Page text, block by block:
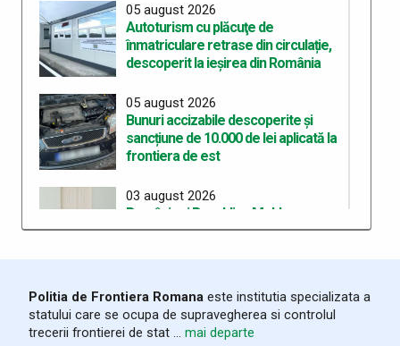
05 august 2026
Autoturism cu plăcuţe de
înmatriculare retrase din circulație,
descoperit la ieșirea din România
05 august 2026
Bunuri accizabile descoperite și
sancțiune de 10.000 de lei aplicată la
frontiera de est
03 august 2026
România și Republica Moldova
consolidează cooperarea pentru
03 august 2026
Trafic intens la frontiera cu
Republica Moldova. Măsuri pentru
reducerea timpilor de așteptare
Politia de Frontiera Romana este institutia specializata a
statului care se ocupa de supravegherea si controlul
trecerii frontierei de stat ... mai departe